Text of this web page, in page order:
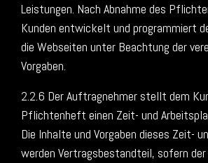
Leistungen. Nach Abnahme des
Kunden entwickelt und programmiert
die Webseiten unter Beachtung der
Vorgaben.
2.2.6 Der Auftragnehmer stellt dem
Pflichtenheft einen Zeit- und
Die Inhalte und Vorgaben dieses Zeit-
werden Vertragsbestandteil, sofern